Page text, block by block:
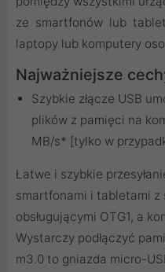
ze smartfonów lub
laptopy lub komputery
Najważniejsze
Szybkie złącze USB
plików z pamięci na
MB/s* [tylko w
Łatwe i szybkie
smartfonami i tabletami z
obsługującymi OTG1, a
Wystarczy podłączyć
m3.0 to gniazda micro-